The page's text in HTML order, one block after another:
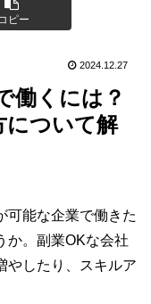
ピー
2024.12.27
働くには？
について解
可能な企業で働きた
か。副業OKな会社
やしたり、スキルア